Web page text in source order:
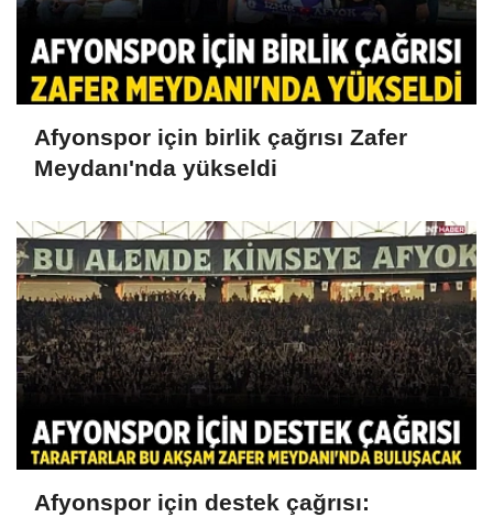
Afyonspor için birlik çağrısı Zafer
Meydanı'nda yükseldi
Afyonspor için destek çağrısı: